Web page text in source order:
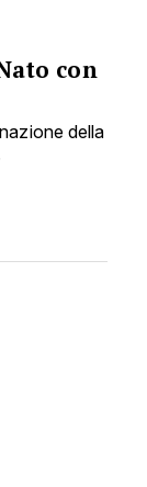
con
della